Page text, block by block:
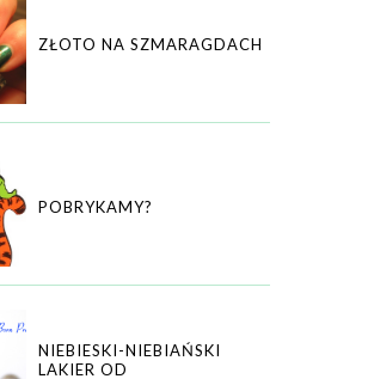
ZŁOTO NA SZMARAGDACH
POBRYKAMY?
NIEBIESKI-NIEBIAŃSKI
LAKIER OD